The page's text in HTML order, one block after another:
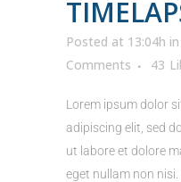
Posted at 13:04h in
Comments
43
Lorem ipsum dolor
adipiscing elit, sed
ut labore et dolore
eget nullam non